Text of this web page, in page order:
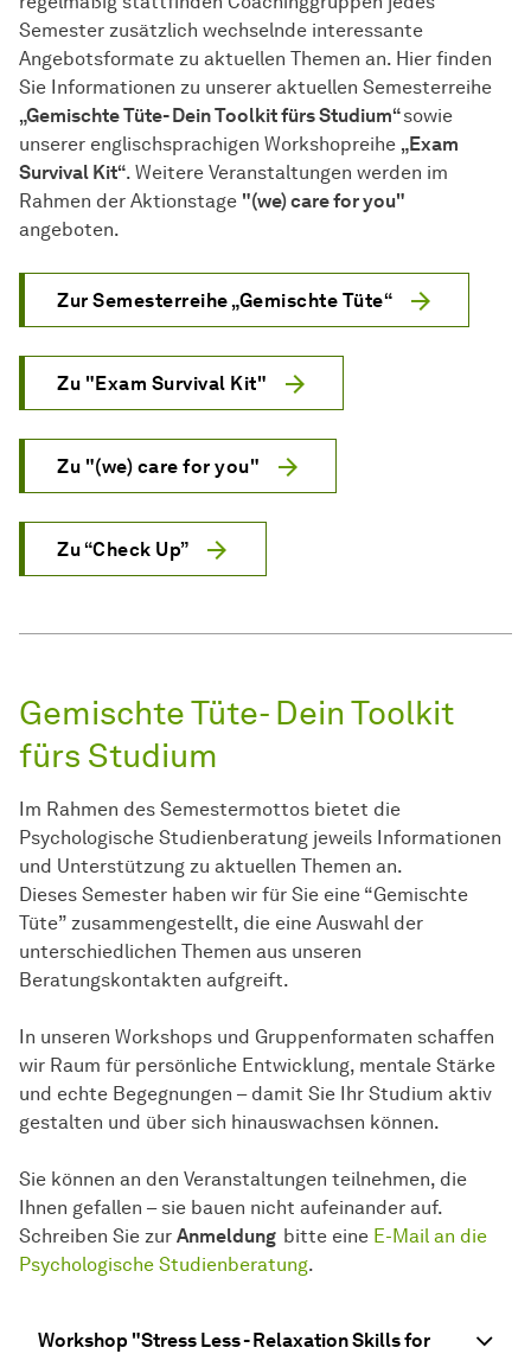
Semester zusätzlich wechselnde interessante
Angebotsformate zu aktuellen Themen an. Hier finden
Sie Informationen zu unserer aktuellen Semesterreihe
„Gemischte Tüte- Dein Toolkit fürs Studium“sowie
unserer englischsprachigen Workshopreihe „Exam
Survival Kit“. Weitere Veranstaltungen werden im
Rahmen der Aktionstage "(we) care for you"
angeboten.
Zur Semesterreihe „Gemischte Tüte“
Zu "Exam Survival Kit"
Zu "(we) care for you"
Zu “Check Up”
Gemischte Tüte- Dein Toolkit
fürs Studium
Im Rahmen des Semestermottos bietet die
Psychologische Studienberatung jeweils Informationen
und Unterstützung zu aktuellen Themen an.
Dieses Semester haben wir für Sie eine “Gemischte
Tüte” zusammengestellt, die eine Auswahl der
unterschiedlichen Themen aus unseren
Beratungskontakten aufgreift.
In unseren Workshops und Gruppenformaten schaffen
wir Raum für persönliche Entwicklung, mentale Stärke
und echte Begegnungen – damit Sie Ihr Studium aktiv
gestalten und über sich hinauswachsen können.
Sie können an den Veranstaltungen teilnehmen, die
Ihnen gefallen – sie bauen nicht aufeinander auf.
Schreiben Sie zur Anmeldung bitte eine E-Mail an die
Psychologische Studienberatung.
Workshop "Stress Less - Relaxation Skills for